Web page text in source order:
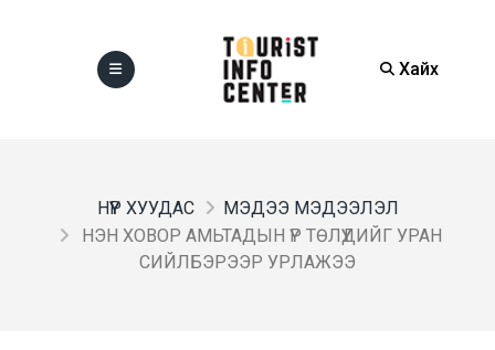
Хайх
НҮҮР ХУУДАС
МЭДЭЭ МЭДЭЭЛЭЛ
НЭН ХОВОР АМЬТАДЫН ҮР ТӨЛҮҮДИЙГ УРАН
СИЙЛБЭРЭЭР УРЛАЖЭЭ